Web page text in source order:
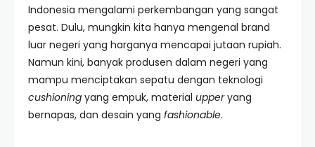
Indonesia mengalami perkembangan yang sangat
pesat. Dulu, mungkin kita hanya mengenal brand
luar negeri yang harganya mencapai jutaan rupiah.
Namun kini, banyak produsen dalam negeri yang
mampu menciptakan sepatu dengan teknologi
cushioning yang empuk, material upperyang
bernapas, dan desain yang fashionable.